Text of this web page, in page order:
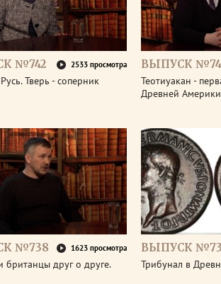
№742 2533 просмотра
Тверь - соперник
ВЫПУСК
Теотиуакан -
Древней Америки
№738 1623 просмотра
британцы друг о друге.
ВЫПУСК
Трибунал в